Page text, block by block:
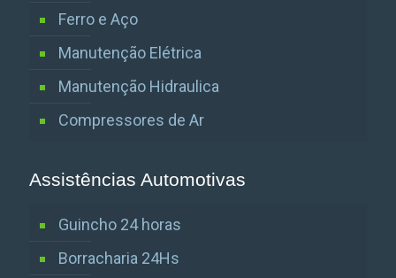
Ferro e Aço
Manutenção Elétrica
Manutenção Hidraulica
Compressores de Ar
Assistências Automotivas
Guincho 24 horas
Borracharia 24Hs